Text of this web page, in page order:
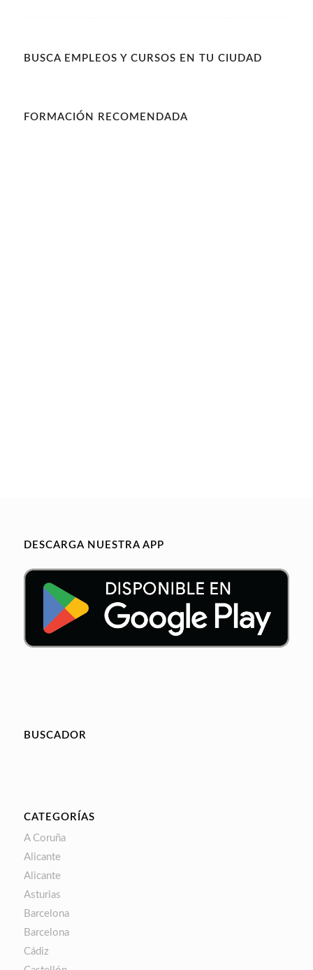
BUSCA EMPLEOS Y CURSOS EN TU CIUDAD
FORMACIÓN RECOMENDADA
DESCARGA NUESTRA APP
BUSCADOR
CATEGORÍAS
A Coruña
Alicante
Alicante
Asturias
Barcelona
Barcelona
Cádiz